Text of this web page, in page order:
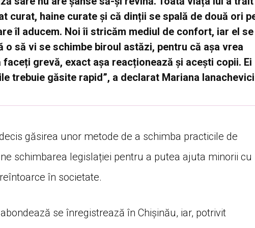
curat, haine curate și că dinții se spală de două ori
îl aducem. Noi îi stricăm mediul de confort, iar el se
o să vi se schimbe biroul astăzi, pentru că așa vrea
grevă, exact așa reacționează și acești copii. Ei
trebuie găsite rapid”, a declarat Mariana
găsirea unor metode de a schimba practicile de
schimbarea legislației pentru a putea ajuta minorii cu
în societate.
se înregistrează în Chișinău, iar, potrivit